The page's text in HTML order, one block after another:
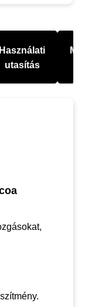
Használati
utasítás